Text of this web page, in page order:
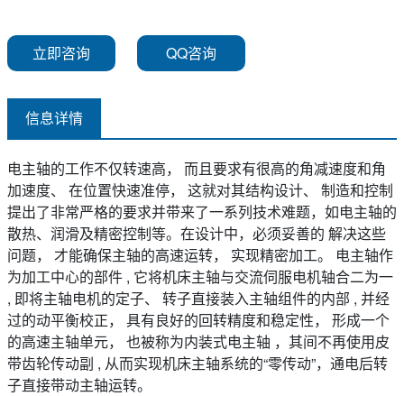
立即咨询 QQ咨询
信息详情
电主轴的工作不仅转速高， 而且要求有很高的角减速度和角
加速度、 在位置快速准停， 这就对其结构设计、 制造和控制
提出了非常严格的要求并带来了一系列技术难题，如电主轴的
散热、润滑及精密控制等。在设计中，必须妥善的 解决这些
问题， 才能确保主轴的高速运转， 实现精密加工。 电主轴作
为加工中心的部件 , 它将机床主轴与交流伺服电机轴合二为一
, 即将主轴电机的定子、 转子直接装入主轴组件的内部 , 并经
过的动平衡校正， 具有良好的回转精度和稳定性， 形成一个
的高速主轴单元， 也被称为内装式电主轴 ，其间不再使用皮
带齿轮传动副 , 从而实现机床主轴系统的“零传动”，通电后转
子直接带动主轴运转。